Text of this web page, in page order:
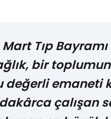
Mart Tıp Bayramı
bir
değerli emaneti
çalışan